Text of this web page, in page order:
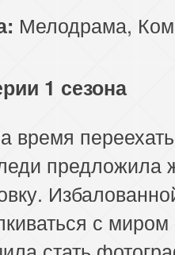
Мелодрама,
1 сезона
время
предложила
с